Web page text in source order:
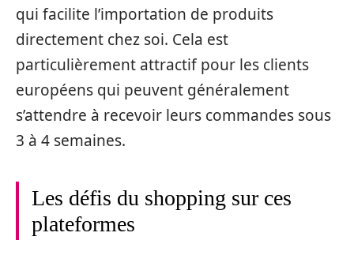
qui facilite l’importation de produits
directement chez soi. Cela est
particulièrement attractif pour les clients
européens qui peuvent généralement
s’attendre à recevoir leurs commandes sous
3 à 4 semaines.
Les défis du shopping sur ces
plateformes